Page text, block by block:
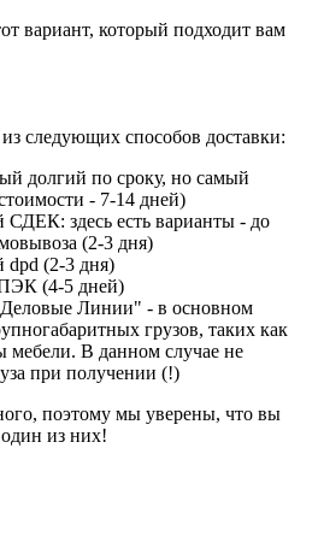
вариант, который подходит вам
следующих способов доставки:
долгий по сроку, но самый
- 7-14 дней)
СДЕК: здесь есть варианты - до
(2-3 дня)
dpd (2-3 дня)
(4-5 дней)
Линии" - в основном
грузов, таких как
мебели. В данном случае не
при получении (!)
поэтому мы уверены, что вы
из них!